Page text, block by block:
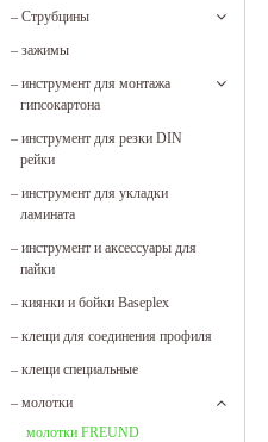
– Струбцины
– зажимы
– инструмент для монтажа
гипсокартона
– инструмент для резки DIN
рейки
– инструмент для укладки
ламината
– инструмент и аксессуары для
пайки
– киянки и бойки Baseplex
– клещи для соединения профиля
– клещи специальные
– молотки
молотки FREUND